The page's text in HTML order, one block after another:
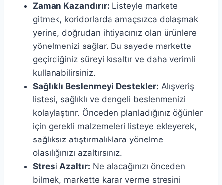
Zaman Kazandırır: Listeyle markete
gitmek, koridorlarda amaçsızca dolaşmak
yerine, doğrudan ihtiyacınız olan ürünlere
yönelmenizi sağlar. Bu sayede markette
geçirdiğiniz süreyi kısaltır ve daha verimli
kullanabilirsiniz.
Sağlıklı Beslenmeyi Destekler: Alışveriş
listesi, sağlıklı ve dengeli beslenmenizi
kolaylaştırır. Önceden planladığınız öğünler
için gerekli malzemeleri listeye ekleyerek,
sağlıksız atıştırmalıklara yönelme
olasılığınızı azaltırsınız.
Stresi Azaltır: Ne alacağınızı önceden
bilmek, markette karar verme stresini